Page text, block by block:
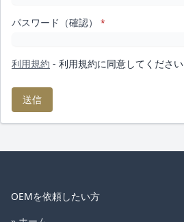
パスワード（確認） *
利用規約 - 利用規約に同意してください
送信
OEMを依頼したい方